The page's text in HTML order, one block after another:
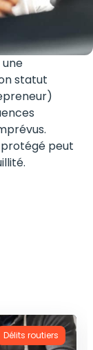
une
statut
protégé peut
Délits routiers